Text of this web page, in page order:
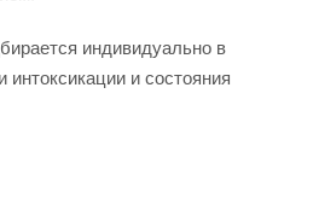
индивидуально в
интоксикации и состояния